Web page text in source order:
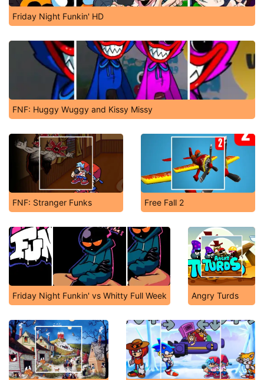
Friday Night Funkin' HD
FNF: Huggy Wuggy and Kissy Missy
FNF: Stranger Funks Free Fall 2
Friday Night Funkin' vs Whitty Full Week Angry Turds